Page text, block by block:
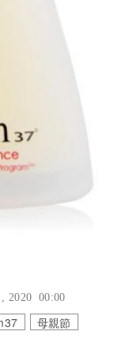
2020 00:00
母親節